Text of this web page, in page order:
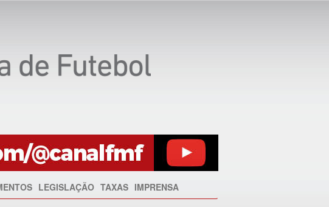
LEGISLAÇÃO TAXAS IMPRENSA